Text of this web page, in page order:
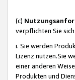
(c)
verpflichten Sie
i. Sie werden
Lizenz nutzen.Sie
einer anderen
Produkten und